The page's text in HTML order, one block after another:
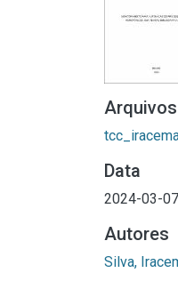
Arquivos
Data
2024-03-07
Autores
Silva,